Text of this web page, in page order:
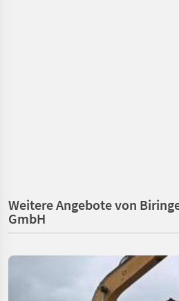
Weitere Angebote von
GmbH